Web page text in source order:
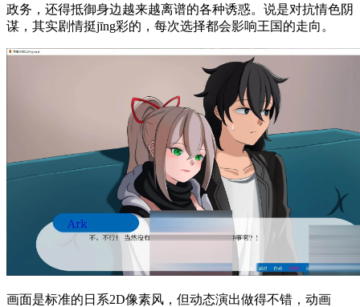
政务，还得抵御身边越来越离谱的各种诱惑。说是对抗情色阴
谋，其实剧情挺jīng彩的，每次选择都会影响王国的走向。
画面是标准的日系2D像素风，但动态演出做得不错，动画